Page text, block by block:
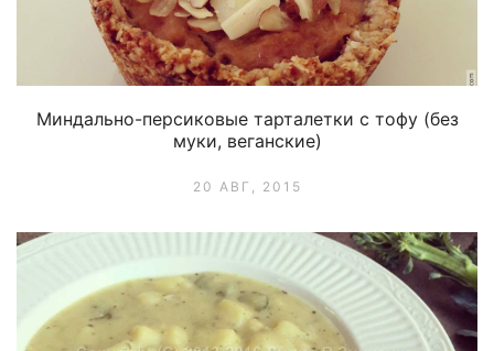
Миндально-персиковые тарталетки с тофу (без
муки, веганские)
20 АВГ, 2015